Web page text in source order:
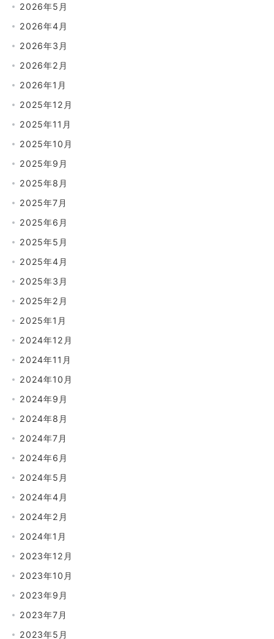
2026年5月
2026年4月
2026年3月
2026年2月
2026年1月
2025年12月
2025年11月
2025年10月
2025年9月
2025年8月
2025年7月
2025年6月
2025年5月
2025年4月
2025年3月
2025年2月
2025年1月
2024年12月
2024年11月
2024年10月
2024年9月
2024年8月
2024年7月
2024年6月
2024年5月
2024年4月
2024年2月
2024年1月
2023年12月
2023年10月
2023年9月
2023年7月
2023年5月